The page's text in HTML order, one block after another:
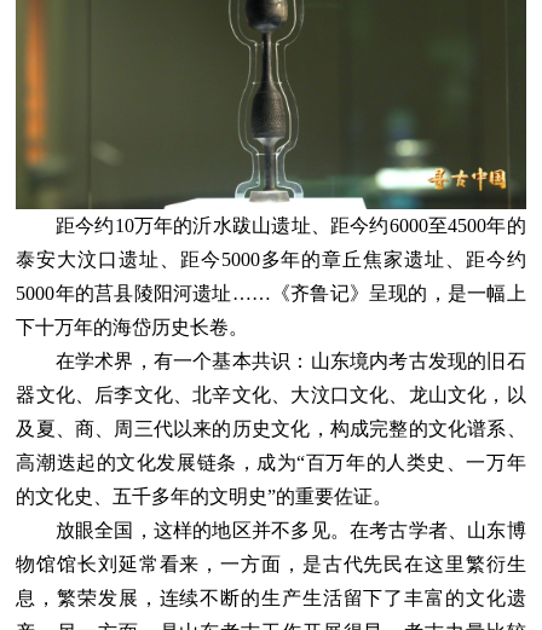
距今约10万年的沂水跋山遗址、距今约6000至4500年的
泰安大汶口遗址、距今5000多年的章丘焦家遗址、距今约
5000年的莒县陵阳河遗址……《齐鲁记》呈现的，是一幅上
下十万年的海岱历史长卷。
在学术界，有一个基本共识：山东境内考古发现的旧石
器文化、后李文化、北辛文化、大汶口文化、龙山文化，以
及夏、商、周三代以来的历史文化，构成完整的文化谱系、
高潮迭起的文化发展链条，成为“百万年的人类史、一万年
的文化史、五千多年的文明史”的重要佐证。
放眼全国，这样的地区并不多见。在考古学者、山东博
物馆馆长刘延常看来，一方面，是古代先民在这里繁衍生
息，繁荣发展，连续不断的生产生活留下了丰富的文化遗